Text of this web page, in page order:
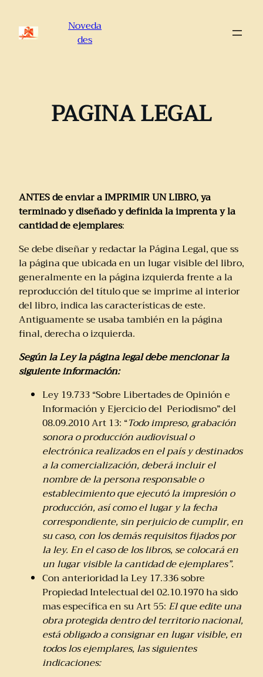
contenido
Noveda
des
PAGINA LEGAL
ANTES de enviar a IMPRIMIR UN LIBRO, ya
terminado y diseñado y definida la imprenta y la
cantidad de ejemplares:
Se debe diseñar y redactar la Página Legal, que ss
la página que ubicada en un lugar visible del libro,
generalmente en la página izquierda frente a la
reproducción del título que se imprime al interior
del libro, indica las características de este.
Antiguamente se usaba también en la página
final, derecha o izquierda.
Según la Ley la página legal debe mencionar la
siguiente información:
Ley 19.733 “Sobre Libertades de Opinión e
Información y Ejercicio del Periodismo” del
08.09.2010 Art 13: “Todo impreso, grabación
sonora o producción audiovisual o
electrónica realizados en el país y destinados
a la comercialización, deberá incluir el
nombre de la persona responsable o
establecimiento que ejecutó la impresión o
producción, así como el lugar y la fecha
correspondiente, sin perjuicio de cumplir, en
su caso, con los demás requisitos fijados por
la ley. En el caso de los libros, se colocará en
un lugar visible la cantidad de ejemplares”.
Con anterioridad la Ley 17.336 sobre
Propiedad Intelectual del 02.10.1970 ha sido
mas específica en su Art 55: El que edite una
obra protegida dentro del territorio nacional,
está obligado a consignar en lugar visible, en
todos los ejemplares, las siguientes
indicaciones: